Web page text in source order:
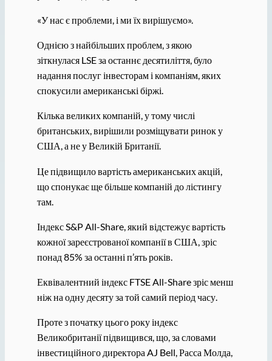
«У нас є проблеми, і ми їх вирішуємо».
Однією з найбільших проблем, з якою
зіткнулася LSE за останнє десятиліття, було
надання послуг інвесторам і компаніям, яких
спокусили американські біржі.
Кілька великих компаній, у тому числі
британських, вирішили розміщувати ринок у
США, а не у Великій Британії.
Це підвищило вартість американських акцій,
що спонукає ще більше компаній до лістингу
там.
Індекс S&P All-Share, який відстежує вартість
кожної зареєстрованої компанії в США, зріс
понад 85% за останні п’ять років.
Еквівалентний індекс FTSE All-Share зріс менш
ніж на одну десяту за той самий період часу.
Проте з початку цього року індекс
Великобританії підвищився, що, за словами
інвестиційного директора AJ Bell, Расса Молда,